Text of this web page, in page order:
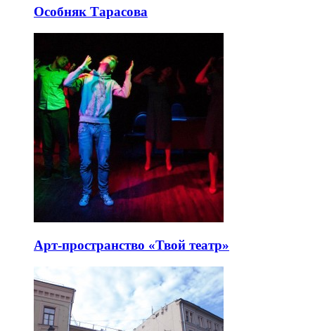
Особняк Тарасова
Арт-пространство «Твой театр»